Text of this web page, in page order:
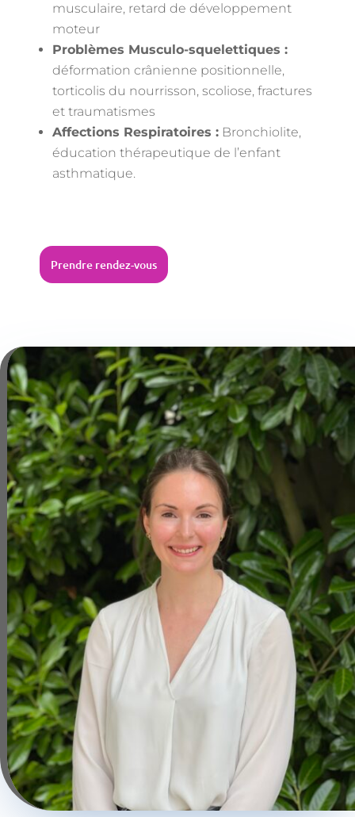
musculaire, retard de développement
moteur
Problèmes Musculo-squelettiques :
déformation crânienne positionnelle,
torticolis du nourrisson, scoliose, fractures
et traumatismes
Affections Respiratoires : Bronchiolite,
éducation thérapeutique de l’enfant
asthmatique.
Prendre rendez-vous